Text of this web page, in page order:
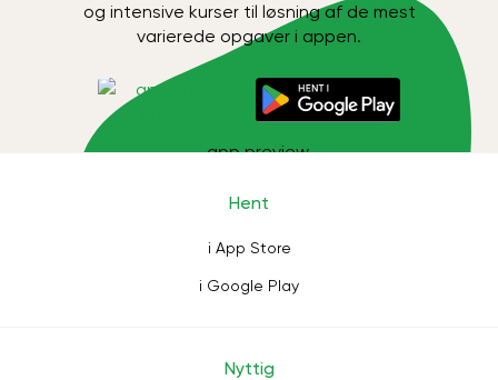
og intensive kurser til løsning af de mest
varierede opgaver i appen.
Hent
i App Store
i Google Play
Nyttig